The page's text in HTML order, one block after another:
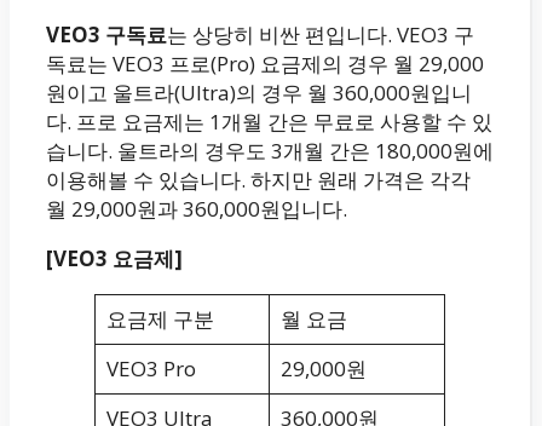
VEO3 구독료는 상당히 비싼 편입니다. VEO3 구
독료는 VEO3 프로(Pro) 요금제의 경우 월 29,000
원이고 울트라(Ultra)의 경우 월 360,000원입니
다. 프로 요금제는 1개월 간은 무료로 사용할 수 있
습니다. 울트라의 경우도 3개월 간은 180,000원에
이용해볼 수 있습니다. 하지만 원래 가격은 각각
월 29,000원과 360,000원입니다.
[VEO3 요금제]
요금제 구분
월 요금
VEO3 Pro
29,000원
VEO3 Ultra
360,000원